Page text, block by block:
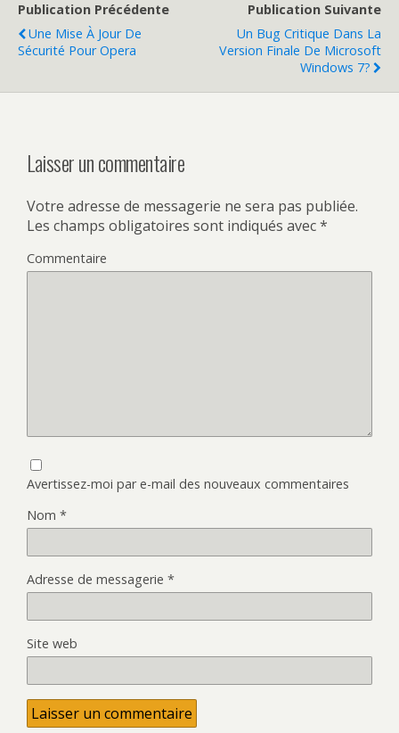
Publication Précédente
Une Mise À Jour De
Sécurité Pour Opera
Publication Suivante
Un Bug Critique Dans La
Version Finale De Microsoft
Windows 7?
Laisser un commentaire
Votre adresse de messagerie ne sera pas publiée.
Les champs obligatoires sont indiqués avec*
Commentaire
Avertissez-moi par e-mail des nouveaux commentaires
Nom *
Adresse de messagerie *
Site web